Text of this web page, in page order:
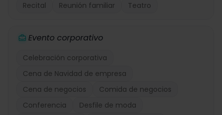
Recital
Reunión familiar Teatro
Evento corporativo
Celebración corporativa
Cena de Navidad de empresa
Cena de negocios
Comida de negocios
Conferencia
Desfile de moda